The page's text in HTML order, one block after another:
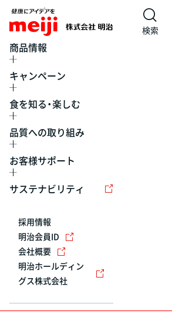
検索
商品情報
キャンペーン
食を知る・楽しむ
品質への取り組み
お客様サポート
サステナビリティ
採用情報
明治会員ID
会社概要
明治ホールディン
グス株式会社